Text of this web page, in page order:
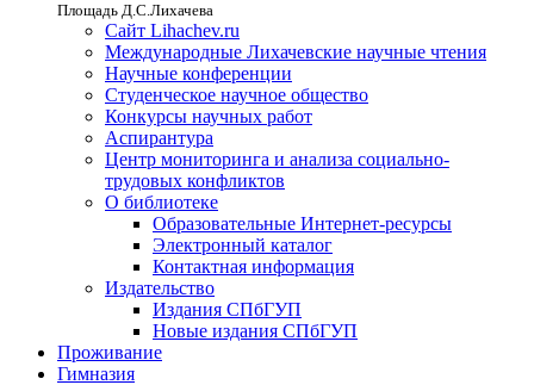
Площадь Д.С.Лихачева
Сайт Lihachev.ru
Международные Лихачевские научные чтения
Научные конференции
Студенческое научное общество
Конкурсы научных работ
Аспирантура
Центр мониторинга и анализа социально-
трудовых конфликтов
О библиотеке
Образовательные Интернет-ресурсы
Электронный каталог
Контактная информация
Издательство
Издания СПбГУП
Новые издания СПбГУП
Проживание
Гимназия